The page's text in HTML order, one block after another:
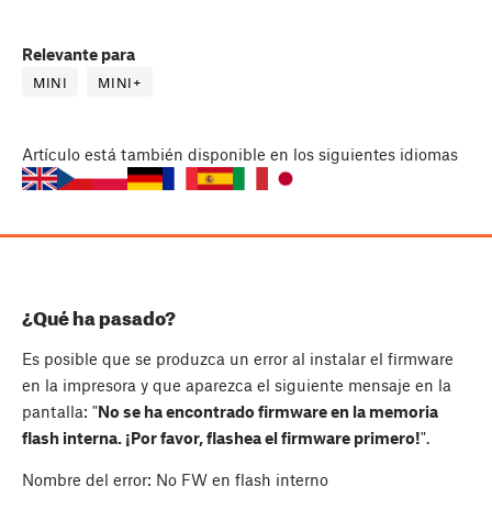
Relevante para
MINI MINI+
Artículo está también disponible en los siguientes idiomas
¿Qué ha pasado?
Es posible que se produzca un error al instalar el firmware
en la impresora y que aparezca el siguiente mensaje en la
pantalla: "No se ha encontrado firmware en la memoria
flash interna. ¡Por favor, flashea el firmware primero!".
Nombre del error: No FW en flash interno